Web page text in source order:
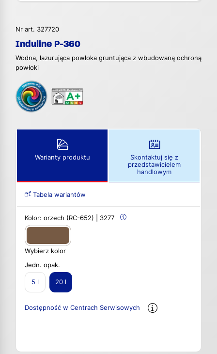
Nr art. 327720
Induline P-360
Wodna, lazurująca powłoka gruntująca z wbudowaną ochroną
powłoki
Warianty produktu
Skontaktuj się z
przedstawicielem
handlowym
Tabela wariantów
Kolor: orzech (RC-652) | 3277
Wybierz kolor
Jedn. opak.
5 l 20 l
Dostępność w Centrach Serwisowych